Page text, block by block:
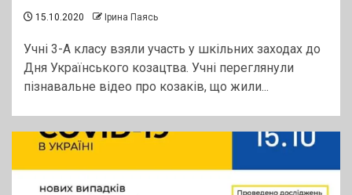
15.10.2020 Ірина Паясь
Учні 3-А класу взяли участь у шкільних заходах до
Дня Українського козацтва. Учні переглянули
пізнавальне відео про козаків, що жили...